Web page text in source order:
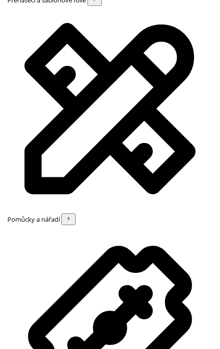
Pomůcky a nářadí